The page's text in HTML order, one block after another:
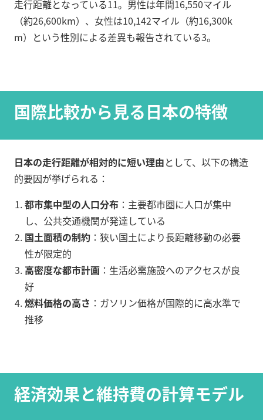
走行距離となっている11。男性は年間16,550マイル
（約26,600km）、女性は10,142マイル（約16,300k
m）という性別による差異も報告されている3。
国際比較から見る日本の特徴
日本の走行距離が相対的に短い理由として、以下の構造
的要因が挙げられる：
都市集中型の人口分布 ：主要都市圏に人口が集中
し、公共交通機関が発達している
国土面積の制約 ：狭い国土により長距離移動の必要
性が限定的
高密度な都市計画 ：生活必需施設へのアクセスが良
好
燃料価格の高さ ：ガソリン価格が国際的に高水準で
推移
経済効果と維持費の計算モデル